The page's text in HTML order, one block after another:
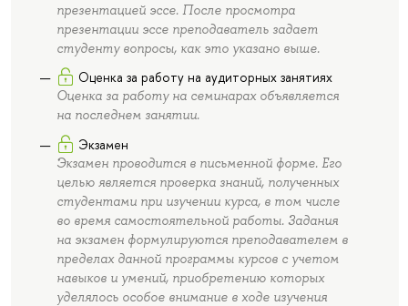
презентацией эссе. После просмотра
презентации эссе преподаватель задает
студенту вопросы, как это указано выше.
Оценка за работу на аудиторных занятиях
Оценка за работу на семинарах объявляется
на последнем занятии.
Экзамен
Экзамен проводится в письменной форме. Его
целью является проверка знаний, полученных
студентами при изучении курса, в том числе
во время самостоятельной работы. Задания
на экзамен формулируются преподавателем в
пределах данной программы курсов с учетом
навыков и умений, приобретению которых
уделялось особое внимание в ходе изучения